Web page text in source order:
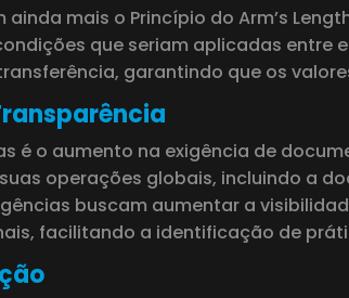
mais o Princípio do Arm’s
que seriam aplicadas
garantindo que os
é o aumento na exigência de
operações globais, incluindo a
buscam aumentar a
facilitando a identificação de